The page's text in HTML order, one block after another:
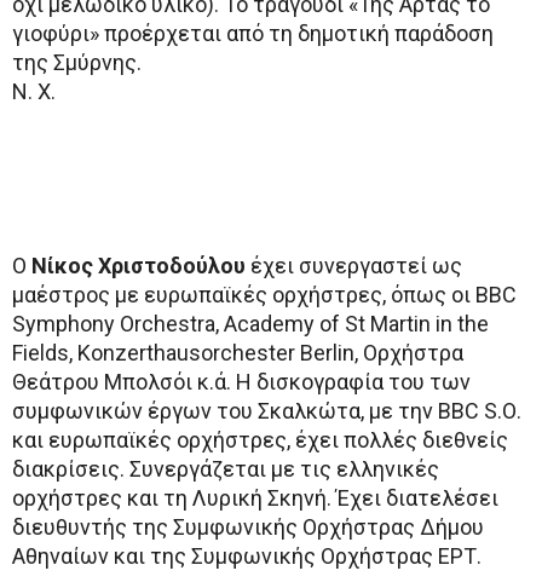
γιοφύρι» προέρχεται από τη δημοτική παράδοση
της Σμύρνης.
Ν. Χ.
Ο Νίκος Χριστοδούλου έχει συνεργαστεί ως
μαέστρος με ευρωπαϊκές ορχήστρες, όπως οι BBC
Symphony Orchestra, Academy of St Martin in the
Fields, Konzerthausorchester Berlin, Ορχήστρα
Θεάτρου Μπολσόι κ.ά. Η δισκογραφία του των
συμφωνικών έργων του Σκαλκώτα, με την BBC S.Ο.
και ευρωπαϊκές ορχήστρες, έχει πολλές διεθνείς
διακρίσεις. Συνεργάζεται με τις ελληνικές
ορχήστρες και τη Λυρική Σκηνή. Έχει διατελέσει
διευθυντής της Συμφωνικής Ορχήστρας Δήμου
Αθηναίων και της Συμφωνικής Ορχήστρας ΕΡΤ.